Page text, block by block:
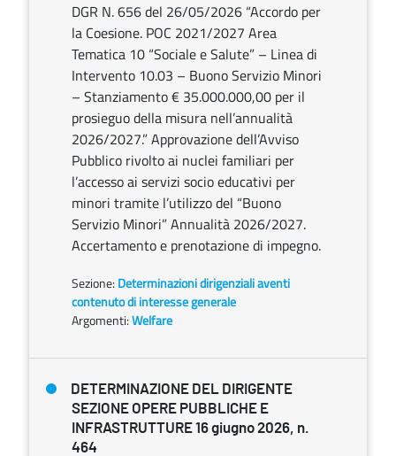
DGR N. 656 del 26/05/2026 “Accordo per
la Coesione. POC 2021/2027 Area
Tematica 10 “Sociale e Salute” – Linea di
Intervento 10.03 – Buono Servizio Minori
– Stanziamento € 35.000.000,00 per il
prosieguo della misura nell’annualità
2026/2027.” Approvazione dell’Avviso
Pubblico rivolto ai nuclei familiari per
l’accesso ai servizi socio educativi per
minori tramite l’utilizzo del “Buono
Servizio Minori” Annualità 2026/2027.
Accertamento e prenotazione di impegno.
Sezione: Determinazioni dirigenziali aventi
contenuto di interesse generale
Argomenti:Welfare
DETERMINAZIONE DEL DIRIGENTE
SEZIONE OPERE PUBBLICHE E
INFRASTRUTTURE 16 giugno 2026, n.
464